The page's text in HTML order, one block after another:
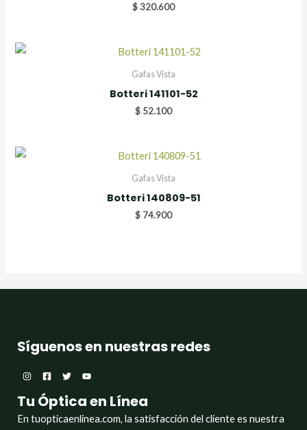
$320.600
Gafas Vista
Botteri 141101-52
$ 52.100
Gafas Vista
Botteri 140809-51
$ 74.900
Síguenos en nuestras redes
Tu Óptica en Línea
En tuopticaenlinea.com, la satisfacción del cliente es nuestra